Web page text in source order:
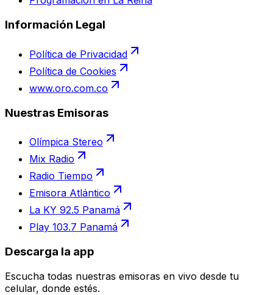
Información Legal
Política de Privacidad
Política de Cookies
www.oro.com.co
Nuestras Emisoras
Olímpica Stereo
Mix Radio
Radio Tiempo
Emisora Atlántico
La KY 92.5 Panamá
Play 103.7 Panamá
Descarga la app
Escucha todas nuestras emisoras en vivo desde tu
celular, donde estés.